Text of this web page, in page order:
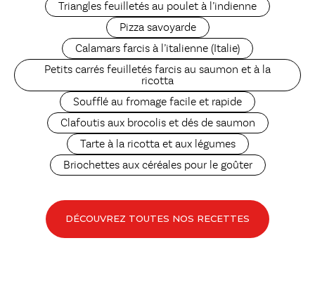
Triangles feuilletés au poulet à l’indienne
Pizza savoyarde
Calamars farcis à l’italienne (Italie)
Petits carrés feuilletés farcis au saumon et à la
ricotta
Soufflé au fromage facile et rapide
Clafoutis aux brocolis et dés de saumon
Tarte à la ricotta et aux légumes
Briochettes aux céréales pour le goûter
DÉCOUVREZ TOUTES NOS RECETTES